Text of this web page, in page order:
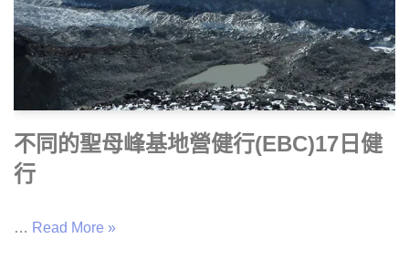
不同的聖母峰基地營健行(EBC)17日健
行
… Read More »